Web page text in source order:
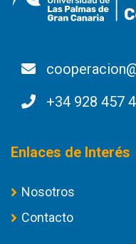
+34 928 457
Enlaces de Interés
Nosotros
Contacto